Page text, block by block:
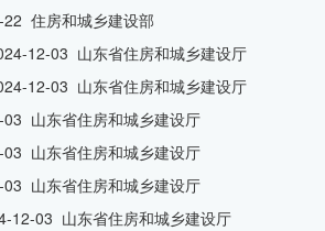
住房和城乡建设部
12-03 山东省住房和城乡建设厅
12-03 山东省住房和城乡建设厅
山东省住房和城乡建设厅
山东省住房和城乡建设厅
山东省住房和城乡建设厅
12-03 山东省住房和城乡建设厅